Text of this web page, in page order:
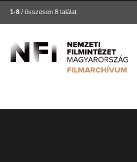
1-8 / összesen 8 találat